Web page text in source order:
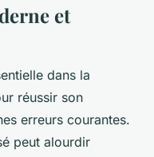
et
dans la
réussir son
erreurs courantes.
peut alourdir